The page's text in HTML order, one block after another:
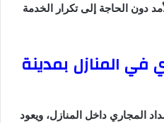
دون الحاجة إلى تكرار الخدمة
في المنازل بمدينة
المجاري داخل المنازل، ويعود